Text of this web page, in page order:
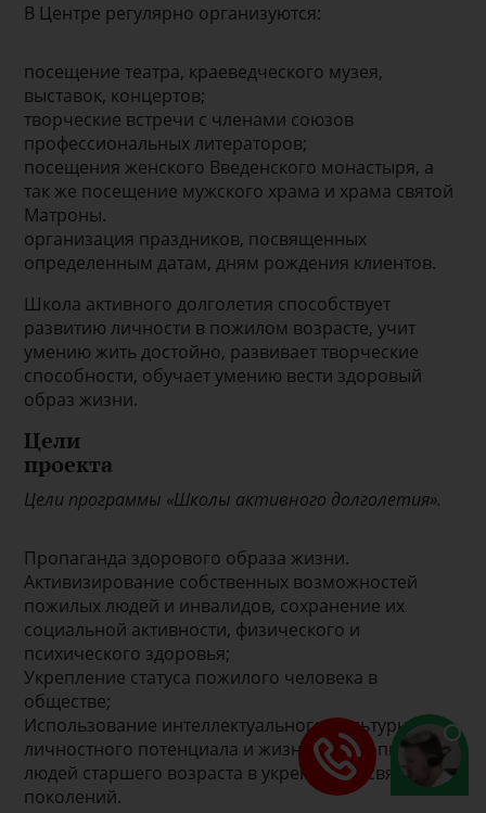
В Центре регулярно организуются:
посещение театра, краеведческого музея,
выставок, концертов;
творческие встречи с членами союзов
профессиональных литераторов;
посещения женского Введенского монастыря, а
так же посещение мужского храма и храма святой
Матроны.
организация праздников, посвященных
определенным датам, дням рождения клиентов.
Школа активного долголетия способствует
развитию личности в пожилом возрасте, учит
умению жить достойно, развивает творческие
способности, обучает умению вести здоровый
образ жизни.
Цели
проекта
Цели программы «Школы активного долголетия».
Пропаганда здорового образа жизни.
Активизирование собственных возможностей
пожилых людей и инвалидов, сохранение их
социальной активности, физического и
психического здоровья;
Укрепление статуса пожилого человека в
обществе;
Использование интеллектуального, культурного,
личностного потенциала и жизненного опыта
людей старшего возраста в укреплении связи
поколений.